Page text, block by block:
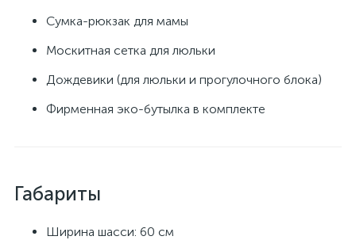
Сумка-рюкзак для мамы
Москитная сетка для люльки
Дождевики (для люльки и прогулочного блока)
Фирменная эко-бутылка в комплекте
Габариты
Ширина шасси: 60 см